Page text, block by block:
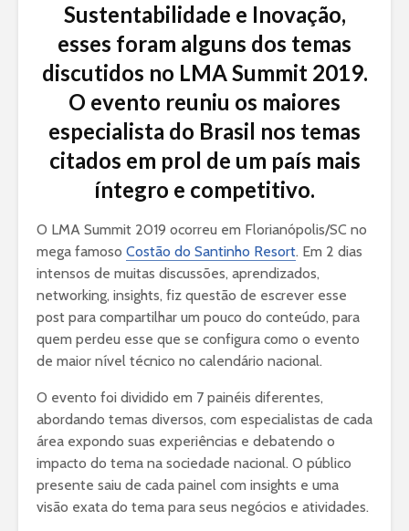
Sustentabilidade e Inovação,
esses foram alguns dos temas
discutidos no LMA Summit 2019.
O evento reuniu os maiores
especialista do Brasil nos temas
citados em prol de um país mais
íntegro e competitivo.
O LMA Summit 2019 ocorreu em Florianópolis/SC no
mega famoso Costão do Santinho Resort. Em 2 dias
intensos de muitas discussões, aprendizados,
networking, insights, fiz questão de escrever esse
post para compartilhar um pouco do conteúdo, para
quem perdeu esse que se configura como o evento
de maior nível técnico no calendário nacional.
O evento foi dividido em 7 painéis diferentes,
abordando temas diversos, com especialistas de cada
área expondo suas experiências e debatendo o
impacto do tema na sociedade nacional. O público
presente saiu de cada painel com insights e uma
visão exata do tema para seus negócios e atividades.